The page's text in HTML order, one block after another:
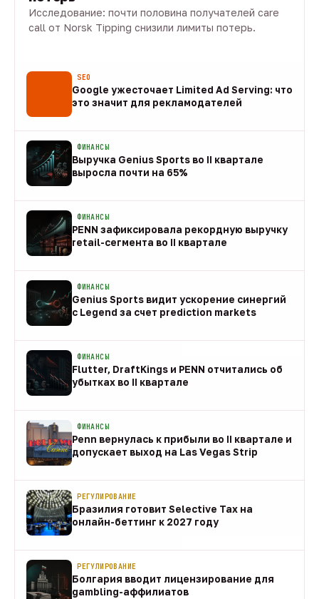
Исследование: почти половина получателей care
call от Norsk Tipping снизили лимиты потерь.
SEO
Google ужесточает Limited Ad Serving: что
это значит для рекламодателей
ФИНАНСЫ
Выручка Genius Sports во II квартале
выросла почти на 65%
ФИНАНСЫ
PENN зафиксировала рекордную выручку
retail-сегмента во II квартале
ФИНАНСЫ
Genius Sports видит ускорение синергий
с Legend за счет prediction markets
ФИНАНСЫ
Flutter, DraftKings и PENN отчитались об
убытках во II квартале
ФИНАНСЫ
Penn вернулась к прибыли во II квартале и
допускает выход на Las Vegas Strip
РЕГУЛИРОВАНИЕ
Бразилия готовит Selective Tax на
онлайн-беттинг к 2027 году
РЕГУЛИРОВАНИЕ
Болгария вводит лицензирование для
gambling-аффилиатов